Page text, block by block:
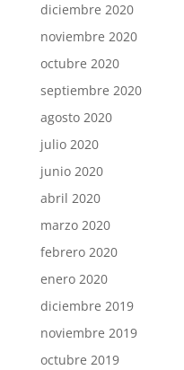
diciembre 2020
noviembre 2020
octubre 2020
septiembre 2020
agosto 2020
julio 2020
junio 2020
abril 2020
marzo 2020
febrero 2020
enero 2020
diciembre 2019
noviembre 2019
octubre 2019